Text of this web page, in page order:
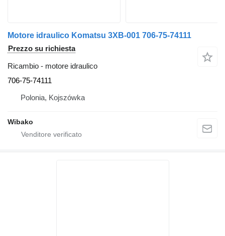
Motore idraulico Komatsu 3XB-001 706-75-74111
Prezzo su richiesta
Ricambio - motore idraulico
706-75-74111
Polonia, Kojszówka
Wibako